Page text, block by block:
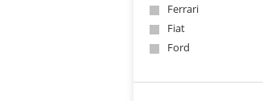
Ferrari
Fiat
Ford